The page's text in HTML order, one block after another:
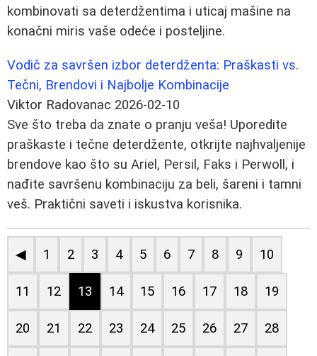
kombinovati sa deterdžentima i uticaj mašine na
konačni miris vaše odeće i posteljine.
Vodič za savršen izbor deterdženta: Praškasti vs.
Tečni, Brendovi i Najbolje Kombinacije
Viktor Radovanac 2026-02-10
Sve što treba da znate o pranju veša! Uporedite
praškaste i tečne deterdžente, otkrijte najhvaljenije
brendove kao što su Ariel, Persil, Faks i Perwoll, i
nađite savršenu kombinaciju za beli, šareni i tamni
veš. Praktični saveti i iskustva korisnika.
◀ 1 2 3 4 5 6 7 8 9 10
11 12 13 14 15 16 17 18 19
20 21 22 23 24 25 26 27 28